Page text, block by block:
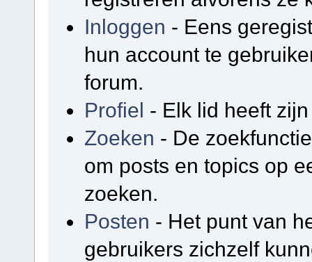
Inloggen - Eens
hun account te
forum.
Profiel - Elk lid heeft
Zoeken - De
om posts en topics op
zoeken.
Posten - Het punt van
gebruikers zichzelf